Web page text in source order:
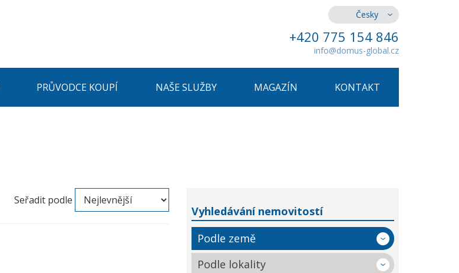
Česky
+420 775 154 846
info@domus-global.cz
PRŮVODCE KOUPÍ NAŠE SLUŽBY MAGAZÍN KONTAKT
Seřadit podle
Vyhledávání nemovitostí
Podle země
Podle lokality